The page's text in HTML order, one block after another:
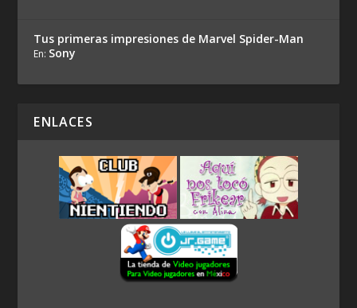
Tus primeras impresiones de Marvel Spider-Man
En: Sony
ENLACES